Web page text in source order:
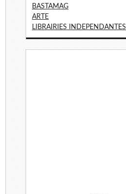
BASTAMAG
ARTE
LIBRAIRIES INDEPENDANTES